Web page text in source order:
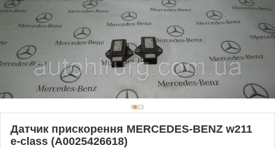
Датчик прискорення MERCEDES-BENZ w211
e-class (A0025426618)